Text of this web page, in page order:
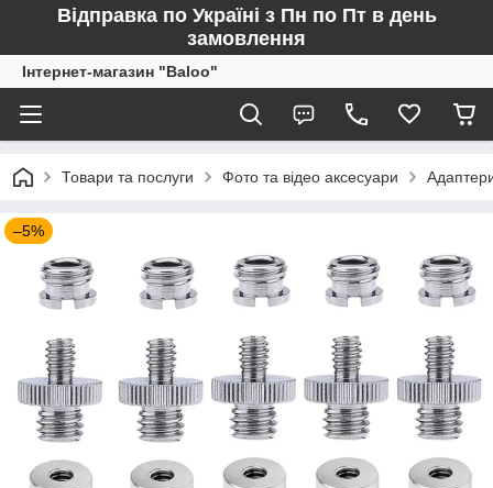
Відправка по Україні з Пн по Пт в день
замовлення
Інтернет-магазин "Baloo"
Товари та послуги Фото та відео аксесуари
–5%